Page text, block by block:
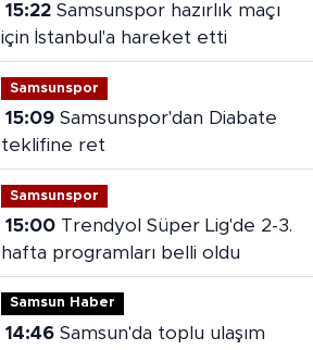
15:22Samsunspor hazırlık maçı
için İstanbul'a hareket etti
Samsunspor
15:09Samsunspor'dan Diabate
teklifine ret
Samsunspor
15:00Trendyol Süper Lig'de 2-3.
hafta programları belli oldu
Samsun Haber
14:46Samsun'da toplu ulaşım